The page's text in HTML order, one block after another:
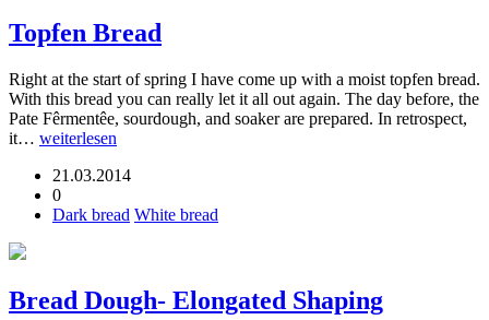
Topfen Bread
Right at the start of spring I have come up with a moist topfen bread.
With this bread you can really let it all out again. The day before, the
Pate Fêrmentêe, sourdough, and soaker are prepared. In retrospect,
it… weiterlesen
21.03.2014
0
Dark bread White bread
Bread Dough- Elongated Shaping